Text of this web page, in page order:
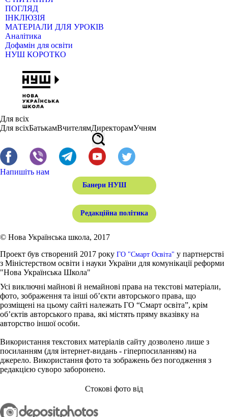
ПОГЛЯД
ІНКЛЮЗІЯ
МАТЕРІАЛИ ДЛЯ УРОКІВ
Аналітика
Дофамін для освіти
НУШ КОРОТКО
Для всіх
Для всіхБатькамВчителямДиректорамУчням
Напишіть нам
Банери НУШ
Редакційна політика
© Нова Українська школа, 2017
Проект був створений 2017 року ГО "Смарт Освіта" у партнерстві
з Міністерством освіти і науки України для комунікації реформи
"Нова Українська Школа"
Усі виключні майнові й немайнові права на текстові матеріали,
фото, зображення та інші об’єкти авторського права, що
розміщені на цьому сайті належать ГО “Смарт освіта”, крім
об’єктів авторського права, які містять пряму вказівку на
авторство іншої особи.
Використання текстових матеріалів сайту дозволено лише з
посиланням (для інтернет-видань - гіперпосиланням) на
джерело. Використання фото та зображень без погодження з
редакцією суворо заборонено.
Стокові фото від